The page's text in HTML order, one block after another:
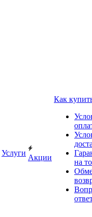
Услуги
Акции
Как
на